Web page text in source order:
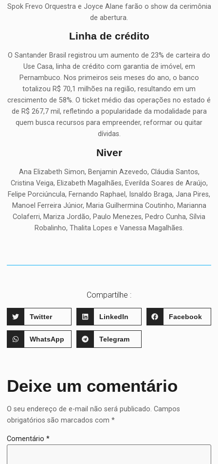
Spok Frevo Orquestra e Joyce Alane farão o show da cerimônia
de abertura.
Linha de crédito
O Santander Brasil registrou um aumento de 23% de carteira do
Use Casa, linha de crédito com garantia de imóvel, em
Pernambuco. Nos primeiros seis meses do ano, o banco
totalizou R$ 70,1 milhões na região, resultando em um
crescimento de 58%. O ticket médio das operações no estado é
de R$ 267,7 mil, refletindo a popularidade da modalidade para
quem busca recursos para empreender, reformar ou quitar
dívidas.
Niver
Ana Elizabeth Simon, Benjamin Azevedo, Cláudia Santos,
Cristina Veiga, Elizabeth Magalhães, Everilda Soares de Araújo,
Felipe Porciúncula, Fernando Raphael, Isnaldo Braga, Jana Pires,
Manoel Ferreira Júnior, Maria Guilhermina Coutinho, Marianna
Colaferri, Mariza Jordão, Paulo Menezes, Pedro Cunha, Sílvia
Robalinho, Thalita Lopes e Vanessa Magalhães.
Compartilhe :
Twitter LinkedIn Facebook
WhatsApp Telegram
Deixe um comentário
O seu endereço de e-mail não será publicado. Campos
obrigatórios são marcados com*
Comentário*